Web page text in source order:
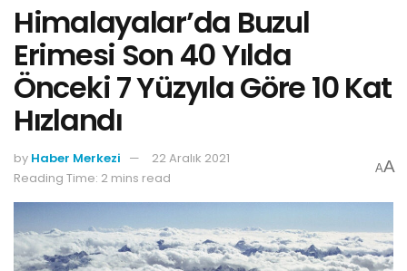
Himalayalar’da Buzul
Erimesi Son 40 Yılda
Önceki 7 Yüzyıla Göre 10 Kat
Hızlandı
by Haber Merkezi
22 Aralık 2021
Reading Time: 2 mins read
AA